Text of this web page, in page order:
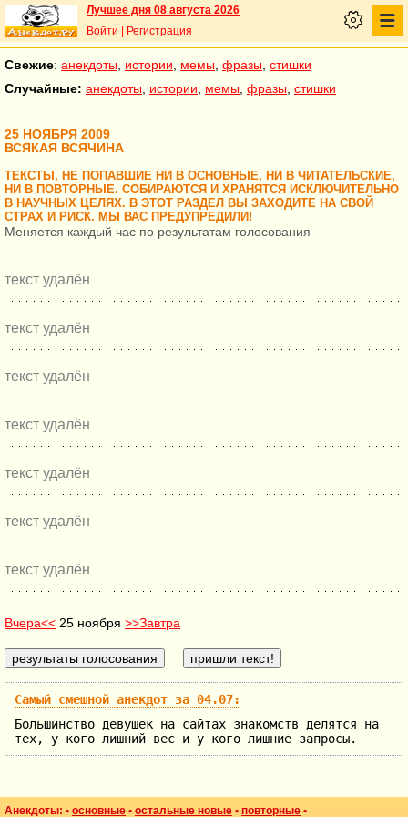
Лучшее дня 08 августа 2026
Войти
Регистрация
Свежие: анекдоты истории мемы фразы стишки
Случайные: анекдоты истории мемы фразы стишки
25 НОЯБРЯ 2009
ВСЯКАЯ ВСЯЧИНА
ТЕКСТЫ, НЕ ПОПАВШИЕ НИ В ОСНОВНЫЕ, НИ В ЧИТАТЕЛЬСКИЕ,
НИ В ПОВТОРНЫЕ. СОБИРАЮТСЯ И ХРАНЯТСЯ ИСКЛЮЧИТЕЛЬНО
В НАУЧНЫХ ЦЕЛЯХ. В ЭТОТ РАЗДЕЛ ВЫ ЗАХОДИТЕ НА СВОЙ
СТРАХ И РИСК. МЫ ВАС ПРЕДУПРЕДИЛИ!
Меняется каждый час по результатам голосования
текст удалён
текст удалён
текст удалён
текст удалён
текст удалён
текст удалён
текст удалён
Вчера<< 25 ноября >>Завтра
Самый смешной анекдот за 04.07:
Большинство девушек на сайтах знакомств делятся на
тех, у кого лишний вес и у кого лишние запросы.
Анекдоты: • основные • остальные новые • повторные •